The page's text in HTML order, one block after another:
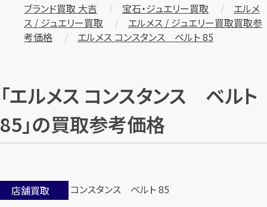
ブランド買取 大吉 宝石・ジュエリー買取
エルメ
ス / ジュエリー買取
エルメス / ジュエリー買取買取参
考価格
エルメス コンスタンス ベルト 85
「エルメス コンスタンス ベルト
85」の買取参考価格
店舗買取